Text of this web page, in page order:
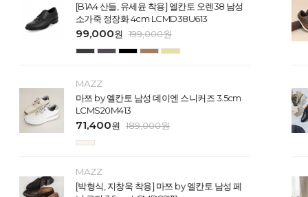
[B1A4 산들, 유세윤 착용] 엘칸토 오렌38 남성
소가죽 정장화 4cm LCMD38U613
99,000원 199,000원
MAZZ
마쯔 by 엘칸토 남성 데이엔 스니커즈 3.5cm
LCMS20M413
71,400원 189,000원
MAZZ
[박형식, 지창욱 착용] 마쯔 by 엘칸토 남성 페